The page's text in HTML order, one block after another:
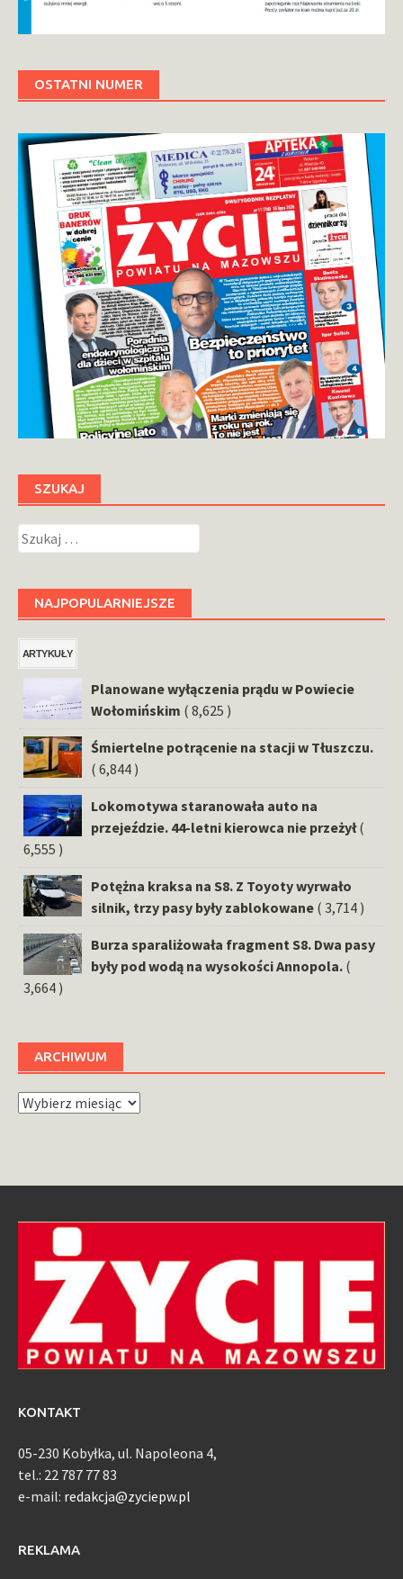
OSTATNI NUMER
SZUKAJ
Szukaj:
NAJPOPULARNIEJSZE
ARTYKUŁY
Planowane wyłączenia prądu w Powiecie
Wołomińskim ( 8,625 )
Śmiertelne potrącenie na stacji w Tłuszczu.
( 6,844 )
Lokomotywa staranowała auto na
przejeździe. 44-letni kierowca nie przeżył (
6,555 )
Potężna kraksa na S8. Z Toyoty wyrwało
silnik, trzy pasy były zablokowane ( 3,714 )
Burza sparaliżowała fragment S8. Dwa pasy
były pod wodą na wysokości Annopola. (
3,664 )
ARCHIWUM
Archiwum
KONTAKT
05-230 Kobyłka, ul. Napoleona 4,
tel.: 22 787 77 83
e-mail: redakcja@zyciepw.pl
REKLAMA